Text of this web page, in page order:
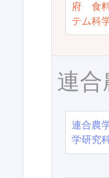
府 食料
テム科
連合
連合農
学研究